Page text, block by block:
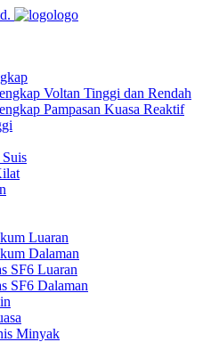
logo
Voltan Tinggi dan Rendah
Pampasan Kuasa Reaktif
Luaran
Dalaman
SF6 Luaran
SF6 Dalaman
Minyak